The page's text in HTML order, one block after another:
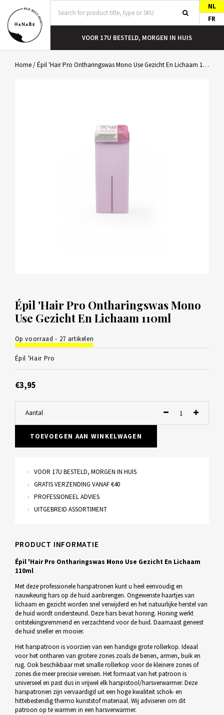
NL
FR
VOOR 17U BESTELD, MORGEN IN HUIS
Home/Épil 'Hair Pro Ontharingswas Mono Use Gezicht En Lichaam 110ml
Épil 'Hair Pro Ontharingswas Mono
Use Gezicht En Lichaam 110ml
Op voorraad - 27 artikelen
Épil 'Hair Pro
€3,95
Aantal
TOEVOEGEN AAN WINKELWAGEN
VOOR 17U BESTELD, MORGEN IN HUIS
GRATIS VERZENDING VANAF €40
PROFESSIONEEL ADVIES
UITGEBREID ASSORTIMENT
PRODUCT INFORMATIE
Épil 'Hair Pro Ontharingswas Mono Use Gezicht En Lichaam
110ml
Met deze professionele harspatronen kunt u heel eenvoudig en
nauwkeurig hars op de huid aanbrengen. Ongewenste haartjes van
lichaam en gezicht worden snel verwijderd en het natuurlijke herstel van
de huid wordt ondersteund. Deze hars bevat honing. Honing werkt
ontstekingsremmend en verzachtend voor de huid. Daarnaast geneest
de huid sneller en mooier.
Het harspatroon is voorzien van een handige grote rollerkop. Ideaal
voor het ontharen van grotere zones zoals de benen, armen, buik en
rug. Ook beschikbaar met smalle rollerkop voor de kleinere zones of
zones die meer precisie vereisen. Het formaat van het patroon is
universeel en past dus in vrijwel elk harspistool/harsverwarmer. Deze
harspatronen zijn vervaardigd uit een hoge kwaliteit schok- en
hittebestendig thermo kunststof materiaal. Wij adviseren om dit
patroon op te warmen in een harsverwarmer.